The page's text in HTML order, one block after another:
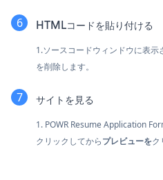
HTMLコードを貼り付ける
1.ソースコードウィンドウに表
を削除します。
サイトを見る
1. POWR Resume Application
クリックしてからプレビューをク